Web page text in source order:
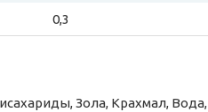
0,3
Зола, Крахмал, Вода,